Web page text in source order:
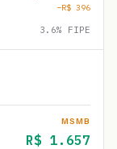
−R$ 396
3.6% FIPE
MSMB
R$ 1.657